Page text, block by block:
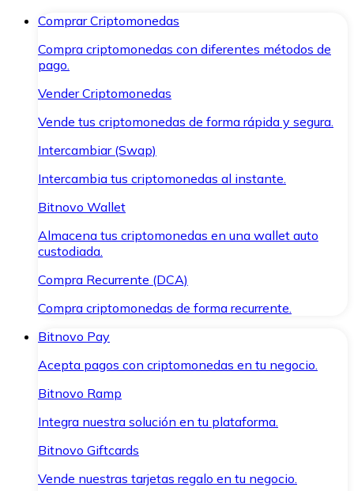
Comprar Criptomonedas
Compra criptomonedas con diferentes métodos de
pago.
Vender Criptomonedas
Vende tus criptomonedas de forma rápida y segura.
Intercambiar (Swap)
Intercambia tus criptomonedas al instante.
Bitnovo Wallet
Almacena tus criptomonedas en una wallet auto
custodiada.
Compra Recurrente (DCA)
Compra criptomonedas de forma recurrente.
Bitnovo Pay
Acepta pagos con criptomonedas en tu negocio.
Bitnovo Ramp
Integra nuestra solución en tu plataforma.
Bitnovo Giftcards
Vende nuestras tarjetas regalo en tu negocio.